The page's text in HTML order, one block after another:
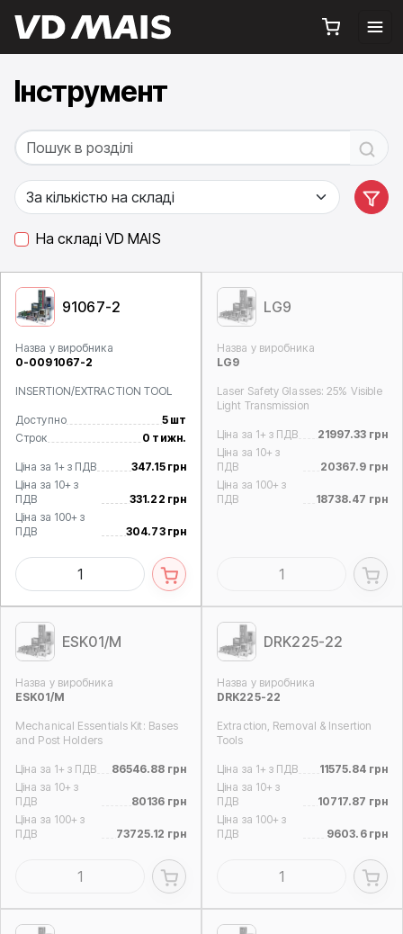
Інструмент
На складі VD MAIS
91067-2
Назва у виробника
0-0091067-2
INSERTION/EXTRACTION TOOL
Доступно
5 шт
Строк
0 тижн.
Ціна за 1+ з ПДВ
347.15 грн
Ціна за 10+ з
ПДВ
331.22 грн
Ціна за 100+ з
ПДВ
304.73 грн
LG9
Назва у виробника
LG9
Laser Safety Glasses: 25% Visible
Light Transmission
Ціна за 1+ з ПДВ
21997.33 грн
Ціна за 10+ з
ПДВ
20367.9 грн
Ціна за 100+ з
ПДВ
18738.47 грн
ESK01/M
Назва у виробника
ESK01/M
Mechanical Essentials Kit: Bases
and Post Holders
Ціна за 1+ з ПДВ
86546.88 грн
Ціна за 10+ з
ПДВ
80136 грн
Ціна за 100+ з
ПДВ
73725.12 грн
DRK225-22
Назва у виробника
DRK225-22
Extraction, Removal & Insertion
Tools
Ціна за 1+ з ПДВ
11575.84 грн
Ціна за 10+ з
ПДВ
10717.87 грн
Ціна за 100+ з
ПДВ
9603.6 грн